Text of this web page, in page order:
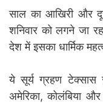
साल का आखिरी और
शनिवार को लगने जा
देश में इसका धार्मिक
ये सूर्य ग्रहण
अमेरिका, कोलंबिया